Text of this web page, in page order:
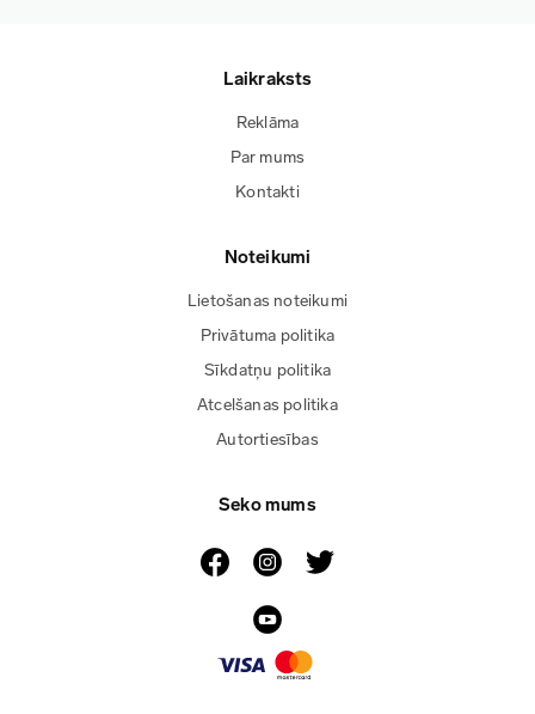
Laikraksts
Reklāma
Par mums
Kontakti
Noteikumi
Lietošanas noteikumi
Privātuma politika
Sīkdatņu politika
Atcelšanas politika
Autortiesības
Seko mums